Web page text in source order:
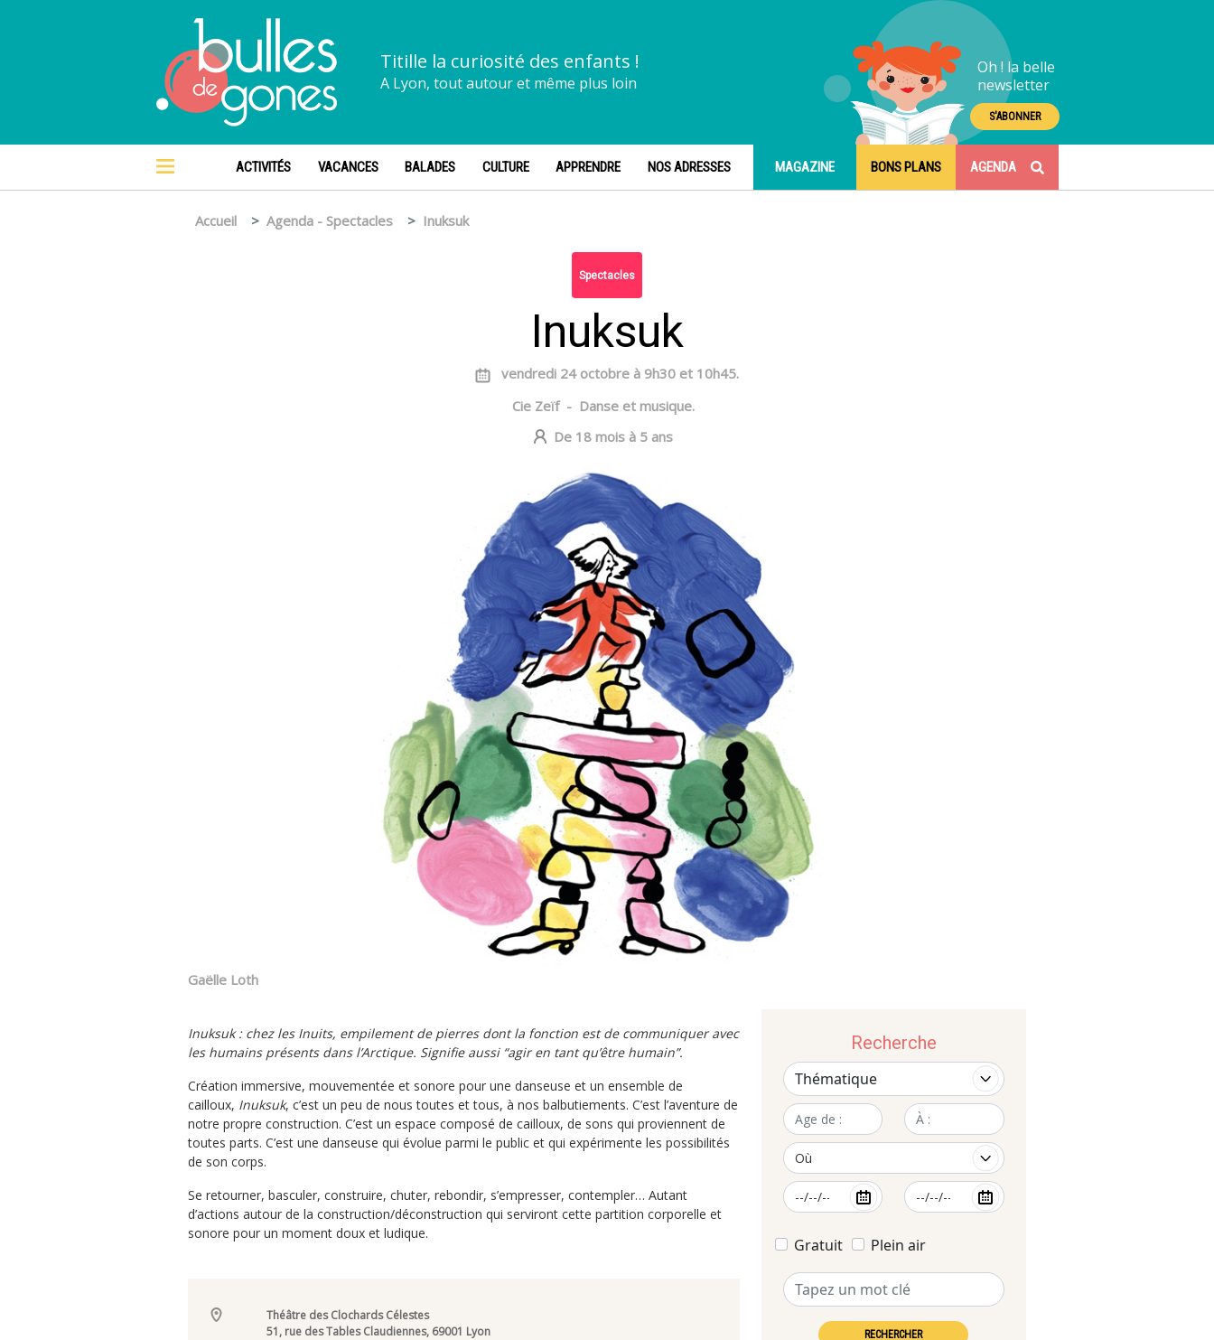
Titille la curiosité des enfants !
A Lyon, tout autour et même plus loin
Oh ! la belle
newsletter
S'ABONNER
ACTIVITÉS VACANCES BALADES CULTURE APPRENDRE NOS ADRESSES MAGAZINE BONS PLANS AGENDA
Accueil Agenda - Spectacles Inuksuk
Spectacles
Inuksuk
vendredi 24 octobre à 9h30 et 10h45.
Cie Zeïf - Danse et musique.
De 18 mois à 5 ans
Gaëlle Loth
Inuksuk : chez les Inuits, empilement de pierres dont la fonction est de communiquer avec
les humains présents dans l’Arctique. Signifie aussi “agir en tant qu’être humain”.
Création immersive, mouvementée et sonore pour une danseuse et un ensemble de
cailloux, Inuksuk, c’est un peu de nous toutes et tous, à nos balbutiements. C’est l’aventure de
notre propre construction. C’est un espace composé de cailloux, de sons qui proviennent de
toutes parts. C’est une danseuse qui évolue parmi le public et qui expérimente les possibilités
de son corps.
Se retourner, basculer, construire, chuter, rebondir, s’empresser, contempler… Autant
d’actions autour de la construction/déconstruction qui serviront cette partition corporelle et
sonore pour un moment doux et ludique.
Théâtre des Clochards Célestes
51, rue des Tables Claudiennes, 69001 Lyon
Recherche
Gratuit Plein air
RECHERCHER